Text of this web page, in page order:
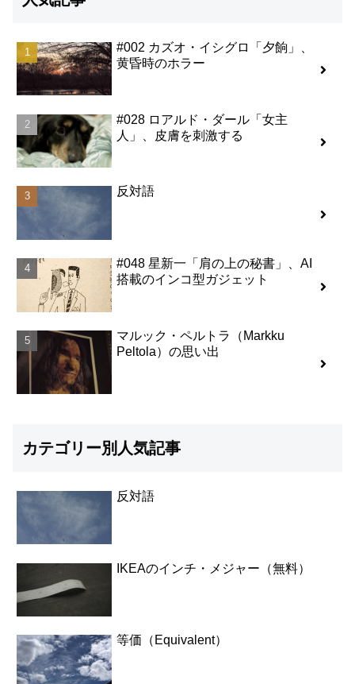
#002 カズオ・イシグロ「夕餉」、
黄昏時のホラー
#028 ロアルド・ダール「女主
人」、皮膚を刺激する
反対語
#048 星新一「肩の上の秘書」、AI
搭載のインコ型ガジェット
マルック・ペルトラ（Markku
Peltola）の思い出
カテゴリー別人気記事
反対語
IKEAのインチ・メジャー（無料）
等価（Equivalent）